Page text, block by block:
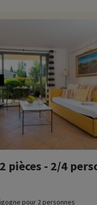
Il propose des
préférentiels !
chaque année de
avoir choisi votre
en supplément
accompagnement obligatoire
pièces - 2/4
pour 2 personnes